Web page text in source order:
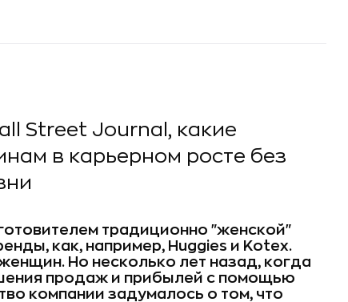
Street Journal, какие
в карьерном росте без
традиционно "женской"
как, например, Huggies и Kotex.
Но несколько лет назад, когда
продаж и прибылей с помощью
компании задумалось о том, что